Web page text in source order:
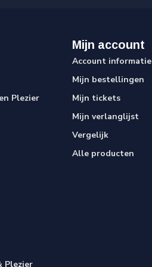
Plezier
Plezier
Mijn account
Account informatie
Mijn bestellingen
Mijn tickets
Mijn verlanglijst
Vergelijk
Alle producten